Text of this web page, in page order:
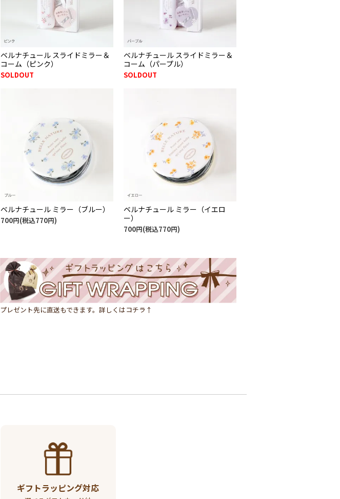
ベルナチュール スライドミラー＆
コーム（ピンク）
SOLDOUT
ベルナチュール スライドミラー＆
コーム（パープル）
SOLDOUT
ベルナチュール ミラー（ブルー）
700円(税込770円)
ベルナチュール ミラー（イエロ
ー）
700円(税込770円)
プレゼント先に直送もできます。詳しくはコチラ↑
ギフトラッピング対応